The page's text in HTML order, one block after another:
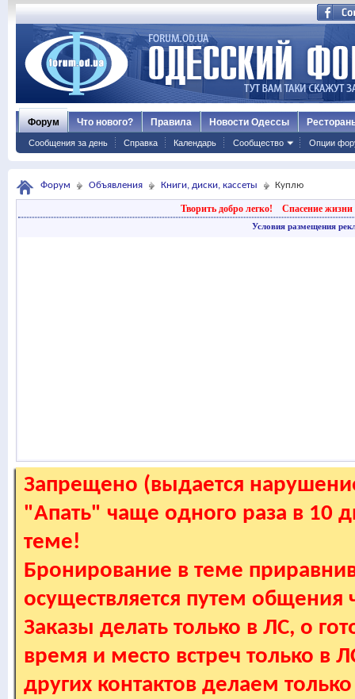
Форум
Сообщения за день Справка Календарь Сообщество Опции
Что нового? Правила Новости Одессы
Форум Объявления Книги, диски, кассеты Куплю
Творить добро легко! Спасение жизни
Условия размещения
Запрещено (выдается
"Апать" чаще одного раза в 10
теме!
Бронирование в теме
осуществляется путем
Заказы делать только в ЛС, о
время и место встреч только в
других контактов делаем